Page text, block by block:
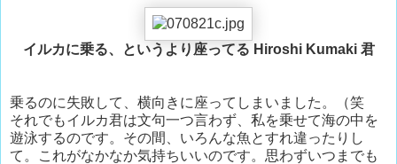
イルカに乗る、というより座ってる Hiroshi Kumaki 君
乗るのに失敗して、横向きに座ってしまいました。（笑
それでもイルカ君は文句一つ言わず、私を乗せて海の中を
遊泳するのです。その間、いろんな魚とすれ違ったりし
て。これがなかなか気持ちいいのです。思わずいつまでも